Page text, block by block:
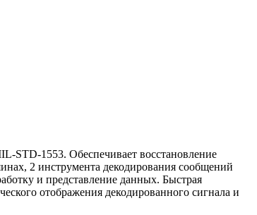
STD-1553. Обеспечивает восстановление
2 инструмента декодирования сообщений
и представление данных. Быстрая
отображения декодированного сигнала и